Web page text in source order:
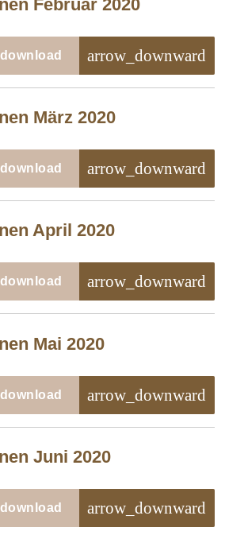
Februar 2020
download
arrow_downward
März 2020
download
arrow_downward
April 2020
download
arrow_downward
Mai 2020
download
arrow_downward
Juni 2020
download
arrow_downward